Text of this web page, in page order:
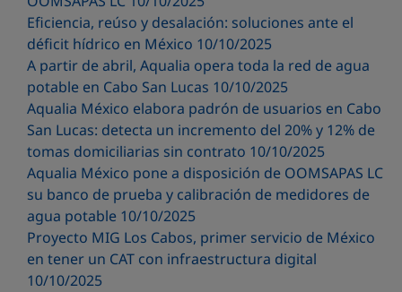
Eficiencia, reúso y desalación: soluciones ante el
déficit hídrico en México 10/10/2025
A partir de abril, Aqualia opera toda la red de agua
potable en Cabo San Lucas 10/10/2025
Aqualia México elabora padrón de usuarios en Cabo
San Lucas: detecta un incremento del 20% y 12% de
tomas domiciliarias sin contrato 10/10/2025
Aqualia México pone a disposición de OOMSAPAS LC
su banco de prueba y calibración de medidores de
agua potable 10/10/2025
Proyecto MIG Los Cabos, primer servicio de México
en tener un CAT con infraestructura digital
10/10/2025